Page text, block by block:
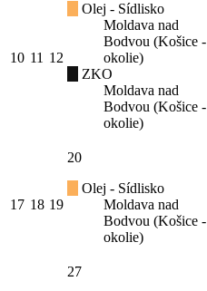
10 11 12
Olej - Sídlisko
Moldava nad
Bodvou (Košice -
okolie)
ZKO
Moldava nad
Bodvou (Košice -
okolie)
17 18 19
20
Olej - Sídlisko
Moldava nad
Bodvou (Košice -
okolie)
27